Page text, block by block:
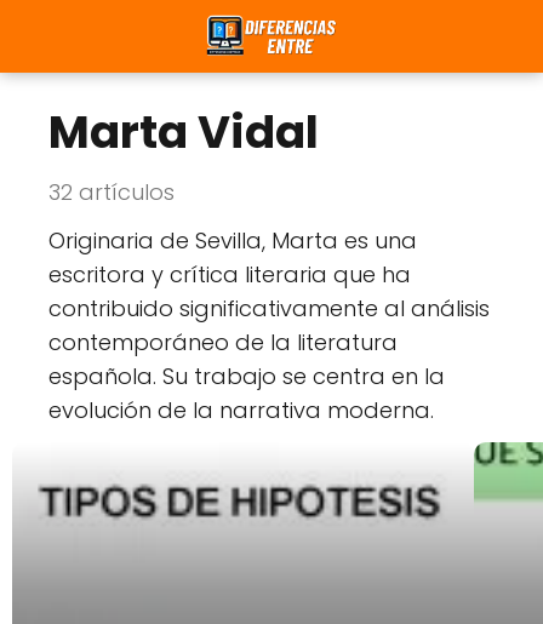
Marta Vidal
32 artículos
Originaria de Sevilla, Marta es una
escritora y crítica literaria que ha
contribuido significativamente al análisis
contemporáneo de la literatura
española. Su trabajo se centra en la
evolución de la narrativa moderna.